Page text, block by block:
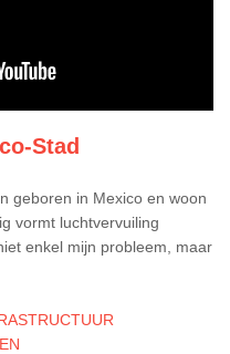
Stad
geboren in Mexico en woon
vormt luchtvervuiling
enkel mijn probleem, maar